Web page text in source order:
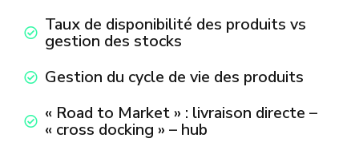
Taux de disponibilité des produits vs
gestion des stocks
Gestion du cycle de vie des produits
« Road to Market » : livraison directe –
« cross docking » – hub